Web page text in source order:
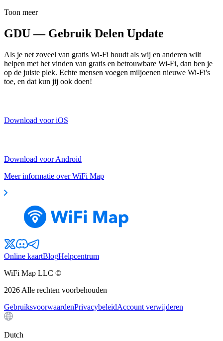
Toon meer
GDU — Gebruik Delen Update
Als je net zoveel van gratis Wi-Fi houdt als wij en anderen wilt
helpen met het vinden van gratis en betrouwbare Wi-Fi, dan ben je
op de juiste plek. Echte mensen voegen miljoenen nieuwe Wi-Fi's
toe, en dat kun jij ook doen!
Download voor iOS
Download voor Android
Meer informatie over WiFi Map
Online kaartBlogHelpcentrum
WiFi Map LLC ©
2026 Alle rechten voorbehouden
GebruiksvoorwaardenPrivacybeleidAccount verwijderen
Dutch